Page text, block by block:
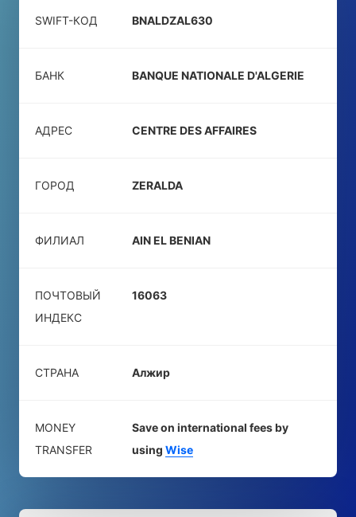
SWIFT-КОД BNALDZAL630
БАНК BANQUE NATIONALE D'ALGERIE
АДРЕС CENTRE DES AFFAIRES
ГОРОД ZERALDA
ФИЛИАЛ AIN EL BENIAN
ПОЧТОВЫЙ
ИНДЕКС
16063
СТРАНА Алжир
MONEY
TRANSFER
Save on international fees by
using Wise